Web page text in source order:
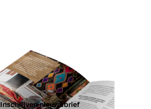
Inschrijven nieuwsbrief